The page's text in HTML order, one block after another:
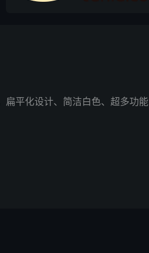
扁平化设计、简洁白色、超多功能